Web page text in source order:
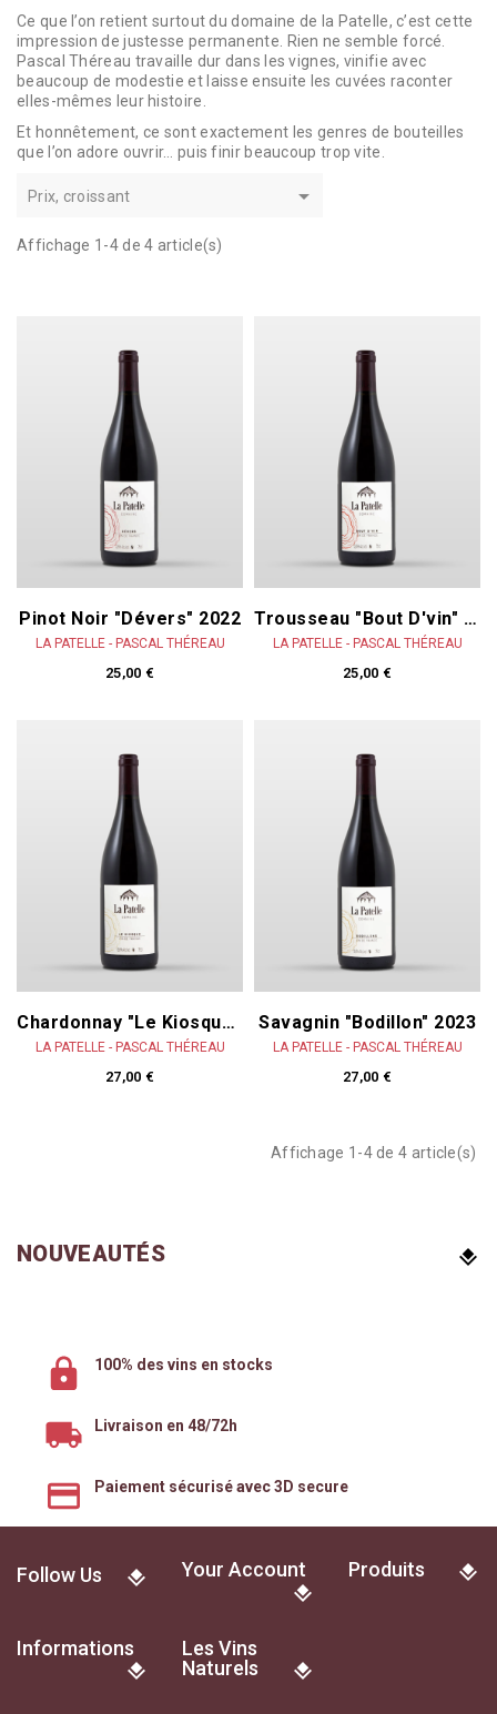
Ce que l’on retient surtout du domaine de la Patelle, c’est cette
impression de justesse permanente. Rien ne semble forcé.
Pascal Théreau travaille dur dans les vignes, vinifie avec
beaucoup de modestie et laisse ensuite les cuvées raconter
elles-mêmes leur histoire.
Et honnêtement, ce sont exactement les genres de bouteilles
que l’on adore ouvrir… puis finir beaucoup trop vite.
Prix, croissant 
Affichage 1-4 de 4 article(s)
Pinot Noir "Dévers" 2022
LA PATELLE - PASCAL THÉREAU
25,00 €
Trousseau "Bout D'vin" 2023
LA PATELLE - PASCAL THÉREAU
25,00 €
Chardonnay "Le Kiosque" 2022
LA PATELLE - PASCAL THÉREAU
27,00 €
Savagnin "Bodillon" 2023
LA PATELLE - PASCAL THÉREAU
27,00 €
Affichage 1-4 de 4 article(s)
NOUVEAUTÉS
100% des vins en stocks
Livraison en 48/72h
Paiement sécurisé avec 3D secure
Follow Us Your Account Produits
Informations
Les Vins
Naturels